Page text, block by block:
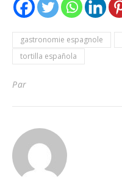
gastronomie espagnole
tortilla española
Par